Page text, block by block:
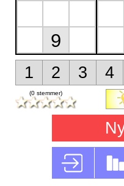
9
1 2 3 4
(0 stemmer)